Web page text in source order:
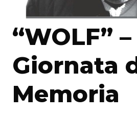
“WOLF” –
Giornata
Memoria